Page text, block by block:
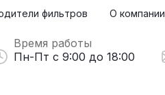
фильтров О компании
Время работы
Пн-Пт с 9:00 до 18:00